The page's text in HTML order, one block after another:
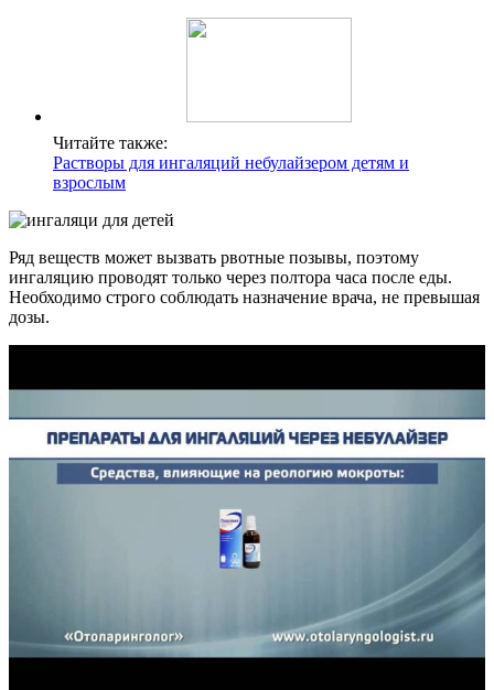
Читайте также:
Растворы для ингаляций небулайзером детям и
взрослым
Ряд веществ может вызвать рвотные позывы, поэтому
ингаляцию проводят только через полтора часа после еды.
Необходимо строго соблюдать назначение врача, не превышая
дозы.